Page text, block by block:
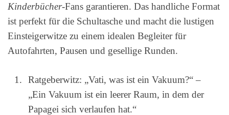
Kinderbücher-Fans garantieren. Das handliche Format
ist perfekt für die Schultasche und macht die lustigen
Einsteigerwitze zu einem idealen Begleiter für
Autofahrten, Pausen und gesellige Runden.
Ratgeberwitz: „Vati, was ist ein Vakuum?“ –
„Ein Vakuum ist ein leerer Raum, in dem der
Papagei sich verlaufen hat.“